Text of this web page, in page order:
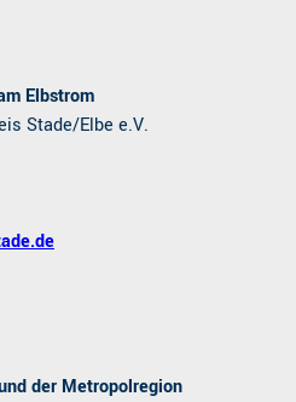
Elbstrom
Stade/Elbe e.V.
der Metropolregion